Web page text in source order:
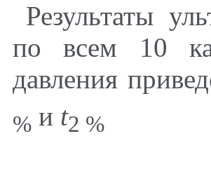
Результаты
по всем 10
давления
% и t2 %